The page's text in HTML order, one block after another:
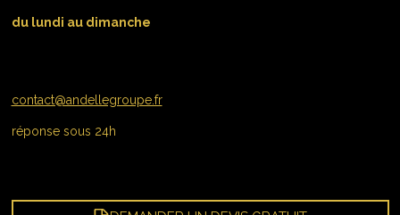
du lundi au dimanche
contact@andellegroupe.fr
réponse sous 24h